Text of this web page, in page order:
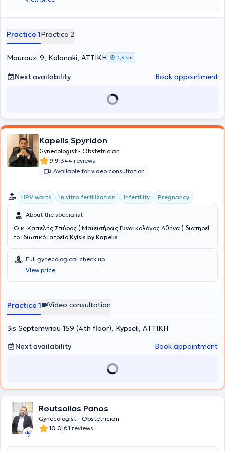
surgery. He collaborates with Iaso Hospital and also manages
pediatric cases. Both of his medical offices are accessible to
Practice 1Practice 2
Mourouzi 9, Kolonaki, ΑΤΤΙΚΗ 1,3 km
Next availability Book appointment
Kapelis Spyridon
Gynecologist - Obstetrician
9.9|344 reviews
Available for video consultation
HPV warts In vitro fertilization Infertility Pregnancy
About the specialist
Ο κ. Καπελής Σπύρος ( Μαιευτήρας Γυναικολόγος Αθήνα ) διατηρεί
το ιδιωτικό ιατρείο Kyisis by Kapelis
Full gynecological check up
View price
Practice 1 Video consultation
3is Septemvriou 159 (4th floor), Kypseli, ΑΤΤΙΚΗ
Next availability
Book appointment
Routsolias Panos
Gynecologist - Obstetrician
10.0|61 reviews